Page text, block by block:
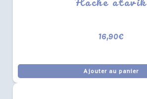
16,90€
Ajouter au panier